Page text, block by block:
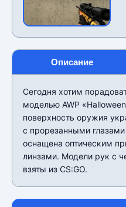
Описание
Сегодня хотим
моделью AWP
поверхность оружия
с прорезанными
оснащена оптическим
линзами. Модели рук с
взяты из CS:GO.